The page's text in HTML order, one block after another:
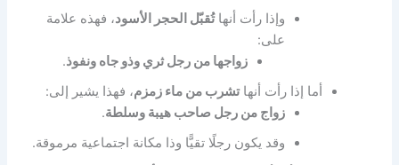
وإذا رأت أنهاتُقبّل الحجر الأسود، فهذه علامة
على:
زواجها من رجل ثري وذو جاه ونفوذ.
أما إذا رأت أنهاتشرب من ماء زمزم، فهذا يشير إلى:
زواج من رجل صاحب هيبة وسلطة.
وقد يكون رجلًا تقيًّا وذا مكانة اجتماعية مرموقة.